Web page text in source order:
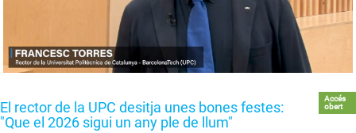
El rector de la UPC desitja unes bones festes:
"Que el 2026 sigui un any ple de llum"
Accés
obert